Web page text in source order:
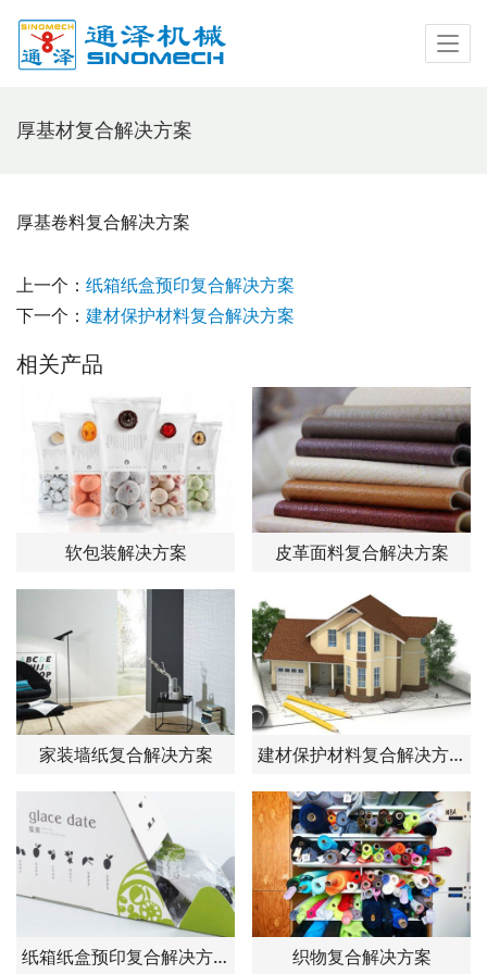
厚基材复合解决方案
厚基卷料复合解决方案
上一个： 纸箱纸盒预印复合解决方案
下一个： 建材保护材料复合解决方案
相关产品
软包装解决方案 皮革面料复合解决方案
家装墙纸复合解决方案 建材保护材料复合解决方案
纸箱纸盒预印复合解决方案 织物复合解决方案